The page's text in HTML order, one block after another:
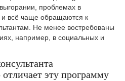
проблемах в
всё чаще обращаются к
Не менее востребованы
например, в социальных и
эту программу